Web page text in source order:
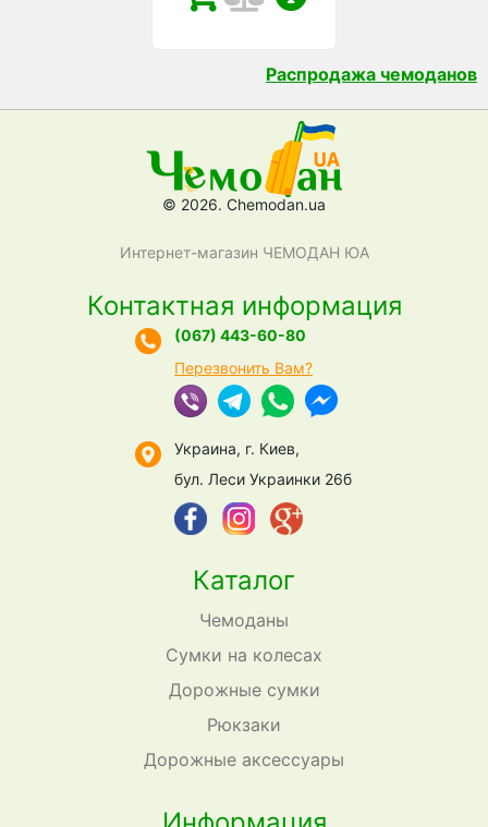
Распродажа чемоданов
© 2026. Chemodan.ua
Интернет-магазин ЧЕМОДАН ЮА
Каталог
Чемоданы
Сумки на колесах
Дорожные сумки
Рюкзаки
Дорожные аксессуары
Контактная информация
(067) 443-60-80
Перезвонить Вам?
Украина, г. Киев,
бул. Леси Украинки 26б